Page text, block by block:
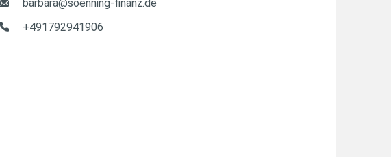
barbara@soenning-finanz.de
+491792941906